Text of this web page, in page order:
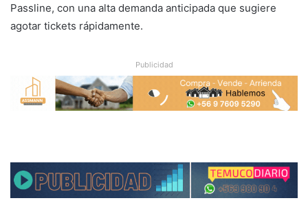
Passline, con una alta demanda anticipada que sugiere
agotar tickets rápidamente.
Publicidad